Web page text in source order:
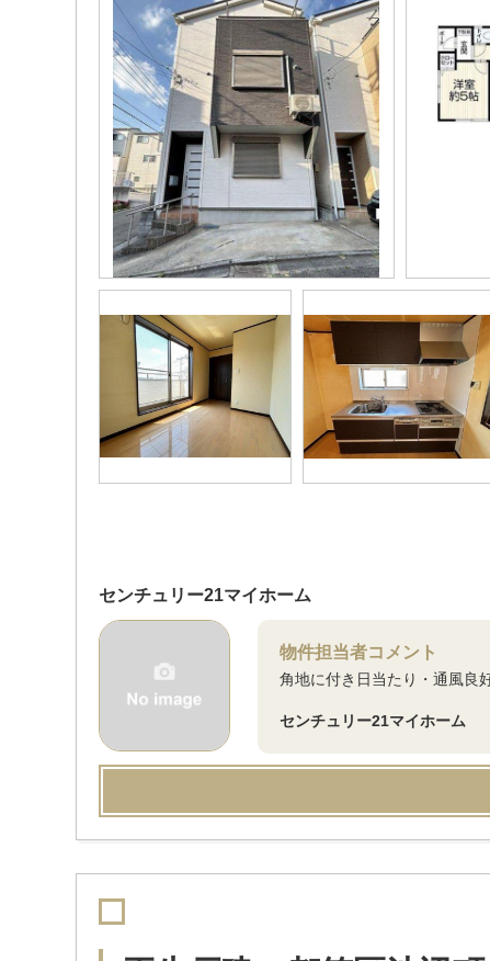
センチュリー21マイホーム
物件担当者コメント
角地に付き日当たり・通風良
センチュリー21マイホーム